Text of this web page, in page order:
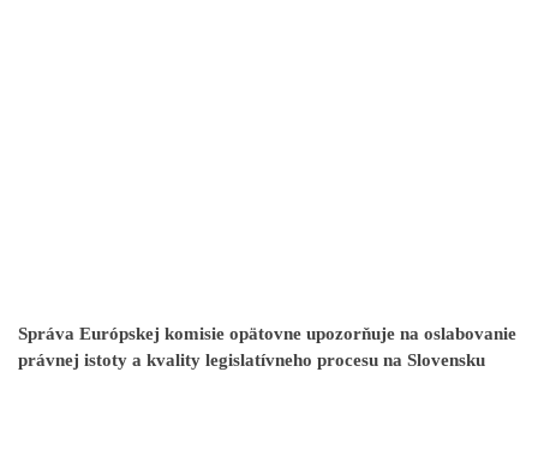
Správa Európskej komisie opätovne upozorňuje na oslabovanie
právnej istoty a kvality legislatívneho procesu na Slovensku